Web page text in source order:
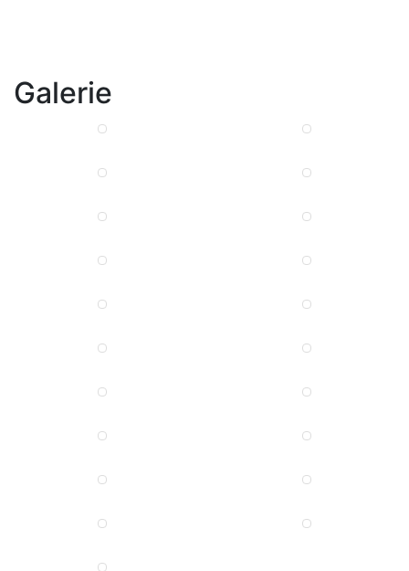
Galerie